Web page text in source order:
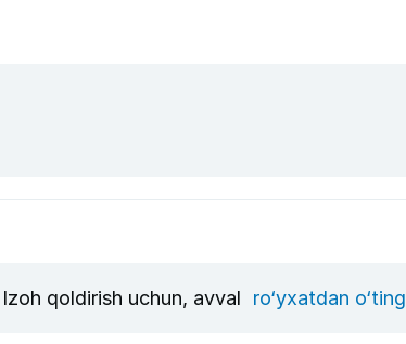
Izoh qoldirish uchun, avval ro‘yxatdan o‘ting